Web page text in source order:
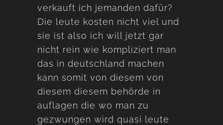
verkauft ich jemanden dafür?
Die leute kosten nicht viel und
sie ist also ich will jetzt gar
nicht rein wie kompliziert man
das in deutschland machen
kann somit von diesem von
diesem diesem behörde in
auflagen die wo man zu
gezwungen wird quasi leute